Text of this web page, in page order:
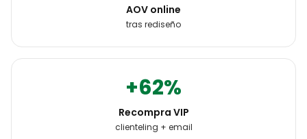
AOV online
tras rediseño
+62%
Recompra VIP
clienteling + email